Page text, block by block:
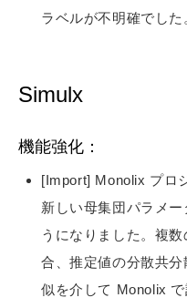
ラベルが不明確でした
Simulx
機能強化：
[Import] Monolix プロ
新しい母集団パラメ
うになりました。複
合、推定値の分散共
似を介して Monolix